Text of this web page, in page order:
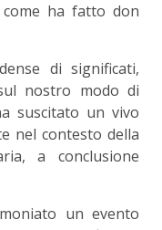
ha fatto don
di significati,
nostro modo di
suscitato un vivo
nel contesto della
a conclusione
un evento